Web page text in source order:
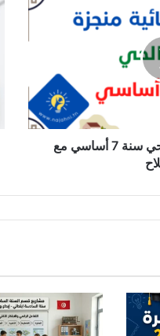
موضوع إنشاء محور الحي سنة 7 أساسي مع